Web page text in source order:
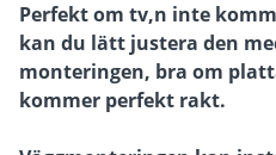
Perfekt om tv,n inte
kan du lätt justera den
monteringen, bra om
kommer perfekt rakt.